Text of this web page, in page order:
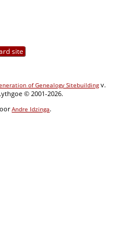
site
of Genealogy Sitebuildingv.
© 2001-2026.
Andre Idzinga.